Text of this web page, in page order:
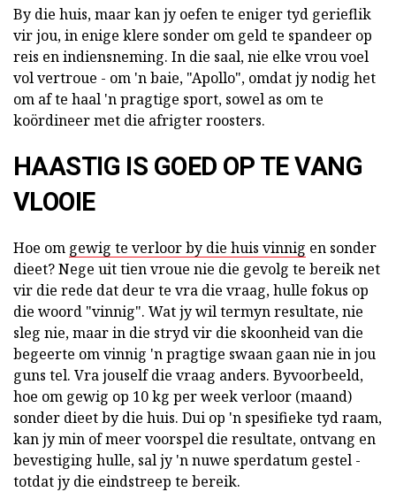
By die huis, maar kan jy oefen te eniger tyd gerieflik
vir jou, in enige klere sonder om geld te spandeer op
reis en indiensneming. In die saal, nie elke vrou voel
vol vertroue - om 'n baie, "Apollo", omdat jy nodig het
om af te haal 'n pragtige sport, sowel as om te
koördineer met die afrigter roosters.
HAASTIG IS GOED OP TE VANG
VLOOIE
Hoe om gewig te verloor by die huis vinnig en sonder
dieet? Nege uit tien vroue nie die gevolg te bereik net
vir die rede dat deur te vra die vraag, hulle fokus op
die woord "vinnig". Wat jy wil termyn resultate, nie
sleg nie, maar in die stryd vir die skoonheid van die
begeerte om vinnig 'n pragtige swaan gaan nie in jou
guns tel. Vra jouself die vraag anders. Byvoorbeeld,
hoe om gewig op 10 kg per week verloor (maand)
sonder dieet by die huis. Dui op 'n spesifieke tyd raam,
kan jy min of meer voorspel die resultate, ontvang en
bevestiging hulle, sal jy 'n nuwe sperdatum gestel -
totdat jy die eindstreep te bereik.